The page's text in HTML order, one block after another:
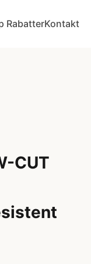
RabatterKontakt
CUT